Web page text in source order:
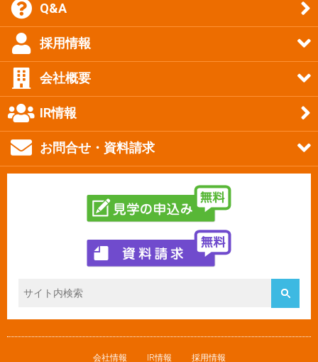
Q&A
採用情報
会社概要
IR情報
お問合せ・資料請求
会社情報 IR情報 採用情報